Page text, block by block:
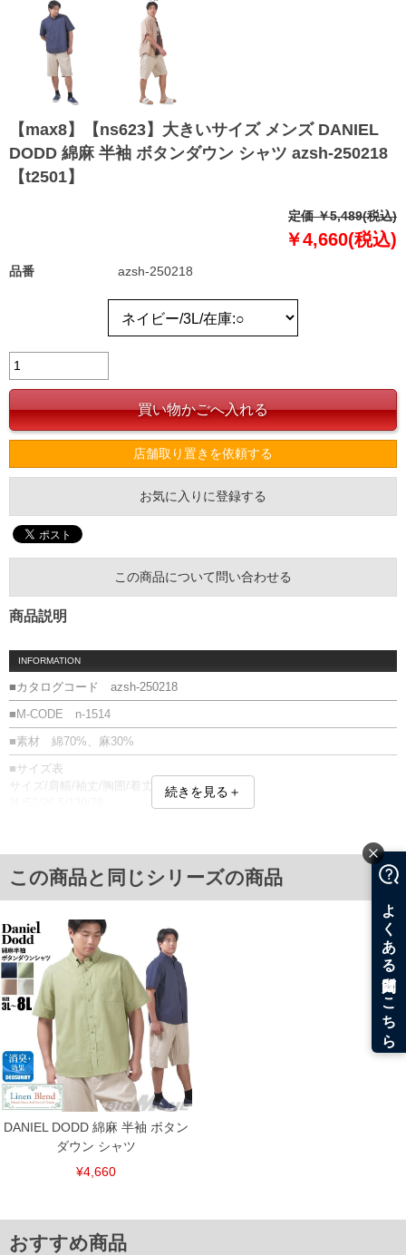
【max8】【ns623】大きいサイズ メンズ DANIEL
DODD 綿麻 半袖 ボタンダウン シャツ azsh-250218
【t2501】
定価 ￥5,489(税込)
￥4,660(税込)
品番 azsh-250218
店舗取り置きを依頼する
お気に入りに登録する
この商品について問い合わせる
商品説明
INFORMATION
■カタログコード azsh-250218
■M-CODE n-1514
■素材 綿70%、麻30%
■サイズ表
サイズ/肩幅/袖丈/胸囲/着丈
6L/58/29.5/148/84
8L/62/31.5/160/88
単位はcm
返品交換希望の方は、商品到着後1週間以内にご連絡ください。
下着(肌着)やワイシャツは商品の性質上、返品交換不可とさせて頂いております。予め
ご了承くださいませ。
※【ボトムの裾上げをご希望の場合】
裾上げ料金は500円+税となります。
備考欄に股下●cmとご記入下さい。（裾上げ無料対象商品は1本につき税込6,000円以
上の品が対象。1本5,999円以下の商品は有料（500円+税）となります。）
出荷まで約1週間～20日間程お時間を頂く場合がございます。
尚、裾上げした商品は返品・交換不可となりますので、予めご了承下さい。
一部、お直しに対応出来ない商品がございます。(例：裾にファスナーや調節ひもが付
いている、極端なデザインが施されている等)
※商品によって若干のサイズの誤差がございます。また、お客様がご使用の環境（コ
ンピュータ画面）によって、商品の色味が若干異なる場合がございます。予めご了承
※当店での掲載商品は、実店鋪と在庫を共用しておりますので店頭での売り違い、店
舗からのお取り寄せ等により、お客様にご迷惑をお掛けしてしまう場合がございま
す。そのようなことがない様最大限に努めておりますが、もしあった場合速やかにご
ITEM INTRODUCTION
続きを見る＋
この商品と同じシリーズの商品
DANIEL DODD 綿麻 半袖 ボタン
ダウン シャツ
¥4,660
おすすめ商品